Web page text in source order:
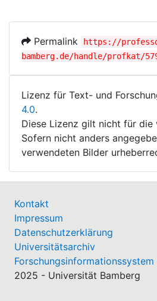
Permalink
https://
bamberg.de/handle/profkat/
Lizenz für Text- und
4.0.
Diese Lizenz gilt nicht für die
Sofern nicht anders
verwendeten Bilder
Kontakt
Impressum
Datenschutzerklärung
Universitätsarchiv
Forschungsinformationssystem
2025 - Universität Bamberg